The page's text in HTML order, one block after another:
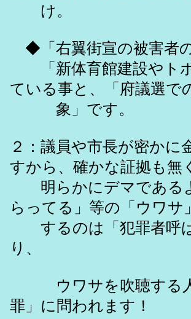
け。
◆「右翼街宣の被害者
「新体育館建設やトポ
ている事と、「府議選で
象」です。
２：議員や市長が密かに
すから、確かな証拠も無
明らかにデマである
らってる」等の「ウワサ
するのは「犯罪者呼
り、
ウワサを吹聴する人
罪」に問われます！